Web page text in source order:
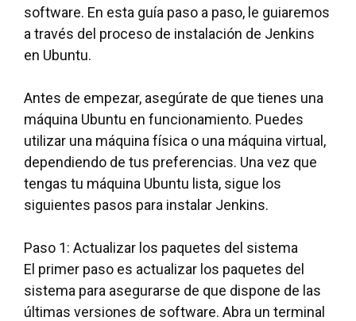
software. En esta guía paso a paso, le guiaremos
a través del proceso de instalación de Jenkins
en Ubuntu.
Antes de empezar, asegúrate de que tienes una
máquina Ubuntu en funcionamiento. Puedes
utilizar una máquina física o una máquina virtual,
dependiendo de tus preferencias. Una vez que
tengas tu máquina Ubuntu lista, sigue los
siguientes pasos para instalar Jenkins.
Paso 1: Actualizar los paquetes del sistema
El primer paso es actualizar los paquetes del
sistema para asegurarse de que dispone de las
últimas versiones de software. Abra un terminal